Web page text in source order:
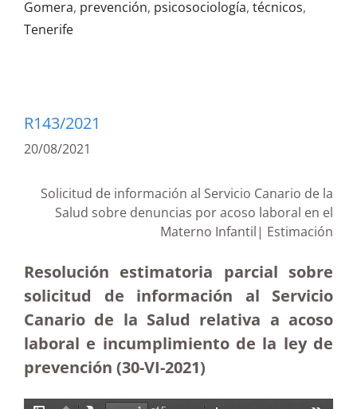
Gomera, prevención, psicosociología, técnicos,
Tenerife
R143/2021
20/08/2021
Solicitud de información al Servicio Canario de la
Salud sobre denuncias por acoso laboral en el
Materno Infantil| Estimación
Resolución estimatoria parcial sobre
solicitud de información al Servicio
Canario de la Salud relativa a acoso
laboral e incumplimiento de la ley de
prevención (30-VI-2021)